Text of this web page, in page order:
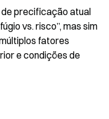
de precificação atual
vs. risco”, mas sim
fatores
e condições de